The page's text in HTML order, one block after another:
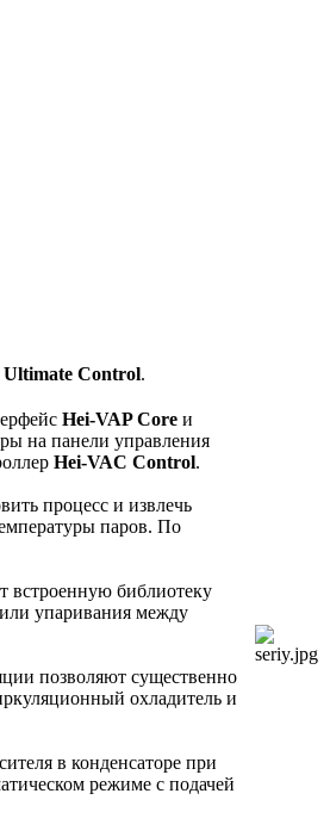
Ultimate Control.
Hei-VAP Core и
на панели управления
Hei-VAC Control.
процесс и извлечь
паров. По
встроенную библиотеку
упаривания между
позволяют существенно
охладитель и
в конденсаторе при
режиме с подачей